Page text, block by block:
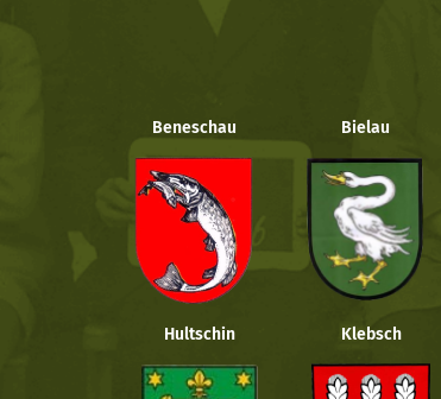
Beneschau Bielau
Hultschin Klebsch